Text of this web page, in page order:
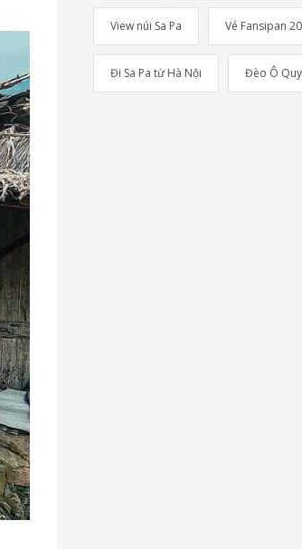
View núi Sa Pa Vé Fansipan
Đi Sa Pa từ Hà Nội Đèo Ô